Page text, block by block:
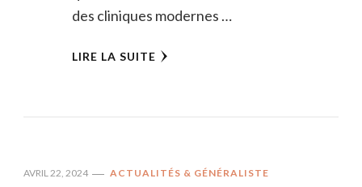
des cliniques modernes …
LIRE LA SUITE
AVRIL 22, 2024 ACTUALITÉS & GÉNÉRALISTE